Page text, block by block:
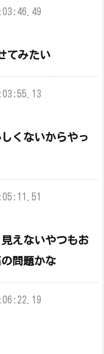
てみたい
くないからやっ
えないやつもお
問題かな